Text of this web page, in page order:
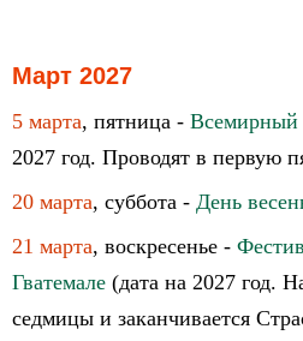
Март 2027
5 марта, пятница - Всемирный
2027 год. Проводят в первую
20 марта, суббота - День
21 марта, воскресенье -
Гватемале (дата на 2027 год.
седмицы и заканчивается